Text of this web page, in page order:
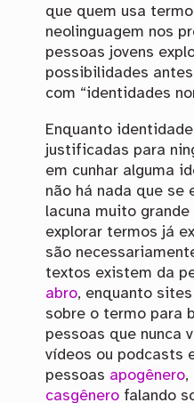
que quem usa
neolinguagem nos
pessoas jovens
possibilidades
com “identidades
Enquanto
justificadas para
em cunhar alguma
não há nada que se
lacuna muito
explorar termos já
são
textos existem da
abro, enquanto
sobre o termo para
pessoas que nunca
vídeos ou podcasts
pessoas apogênero,
casgênerofalando